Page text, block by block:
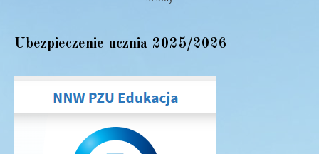
Ubezpieczenie ucznia 2025/2026